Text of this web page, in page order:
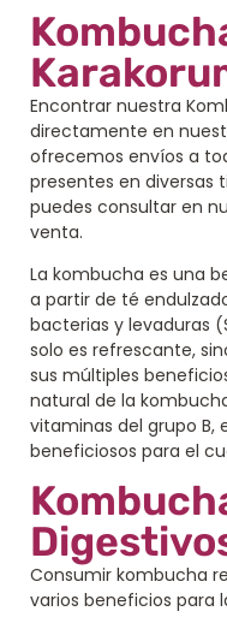
Encontrar nuestra
directamente en
ofrecemos envíos a
presentes en diversas
puedes consultar en
venta.
La kombucha es una
a partir de té
bacterias y levaduras
solo es refrescante,
sus múltiples
natural de la
vitaminas del grupo B,
beneficiosos para el
Consumir kombucha
varios beneficios para